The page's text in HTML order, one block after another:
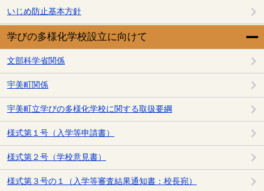
いじめ防止基本方針
学びの多様化学校設立に向けて
文部科学省関係
宇美町関係
宇美町立学びの多様化学校に関する取扱要綱
様式第１号（入学等申請書）
様式第２号（学校意見書）
様式第３号の１（入学等審査結果通知書：校長宛）